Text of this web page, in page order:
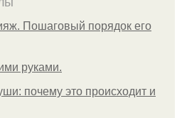
Пошаговый порядок его
руками.
почему это происходит и